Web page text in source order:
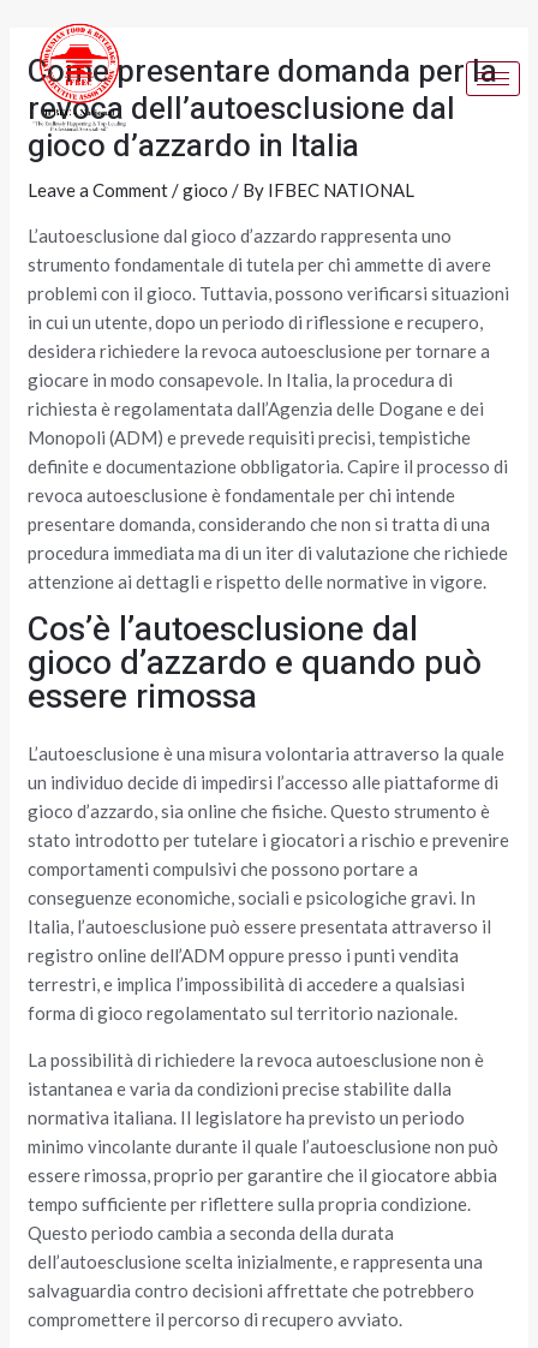
contentCome presentare domanda per la
revoca dell’autoesclusione dal
gioco d’azzardo in Italia
Leave a Comment/gioco / By IFBEC NATIONAL
L’autoesclusione dal gioco d’azzardo rappresenta uno
strumento fondamentale di tutela per chi ammette di avere
problemi con il gioco. Tuttavia, possono verificarsi situazioni
in cui un utente, dopo un periodo di riflessione e recupero,
desidera richiedere la revoca autoesclusione per tornare a
giocare in modo consapevole. In Italia, la procedura di
richiesta è regolamentata dall’Agenzia delle Dogane e dei
Monopoli (ADM) e prevede requisiti precisi, tempistiche
definite e documentazione obbligatoria. Capire il processo di
revoca autoesclusione è fondamentale per chi intende
presentare domanda, considerando che non si tratta di una
procedura immediata ma di un iter di valutazione che richiede
attenzione ai dettagli e rispetto delle normative in vigore.
Cos’è l’autoesclusione dal
gioco d’azzardo e quando può
essere rimossa
L’autoesclusione è una misura volontaria attraverso la quale
un individuo decide di impedirsi l’accesso alle piattaforme di
gioco d’azzardo, sia online che fisiche. Questo strumento è
stato introdotto per tutelare i giocatori a rischio e prevenire
comportamenti compulsivi che possono portare a
conseguenze economiche, sociali e psicologiche gravi. In
Italia, l’autoesclusione può essere presentata attraverso il
registro online dell’ADM oppure presso i punti vendita
terrestri, e implica l’impossibilità di accedere a qualsiasi
forma di gioco regolamentato sul territorio nazionale.
La possibilità di richiedere la revoca autoesclusione non è
istantanea e varia da condizioni precise stabilite dalla
normativa italiana. Il legislatore ha previsto un periodo
minimo vincolante durante il quale l’autoesclusione non può
essere rimossa, proprio per garantire che il giocatore abbia
tempo sufficiente per riflettere sulla propria condizione.
Questo periodo cambia a seconda della durata
dell’autoesclusione scelta inizialmente, e rappresenta una
salvaguardia contro decisioni affrettate che potrebbero
compromettere il percorso di recupero avviato.
navigation